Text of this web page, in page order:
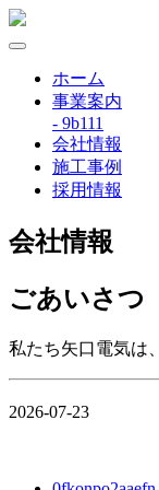
ホーム
事業案内
- 9b111
会社情報
施工事例
採用情報
会社情報
ごあいさつ
私たち矢口電気は
2026-07-23